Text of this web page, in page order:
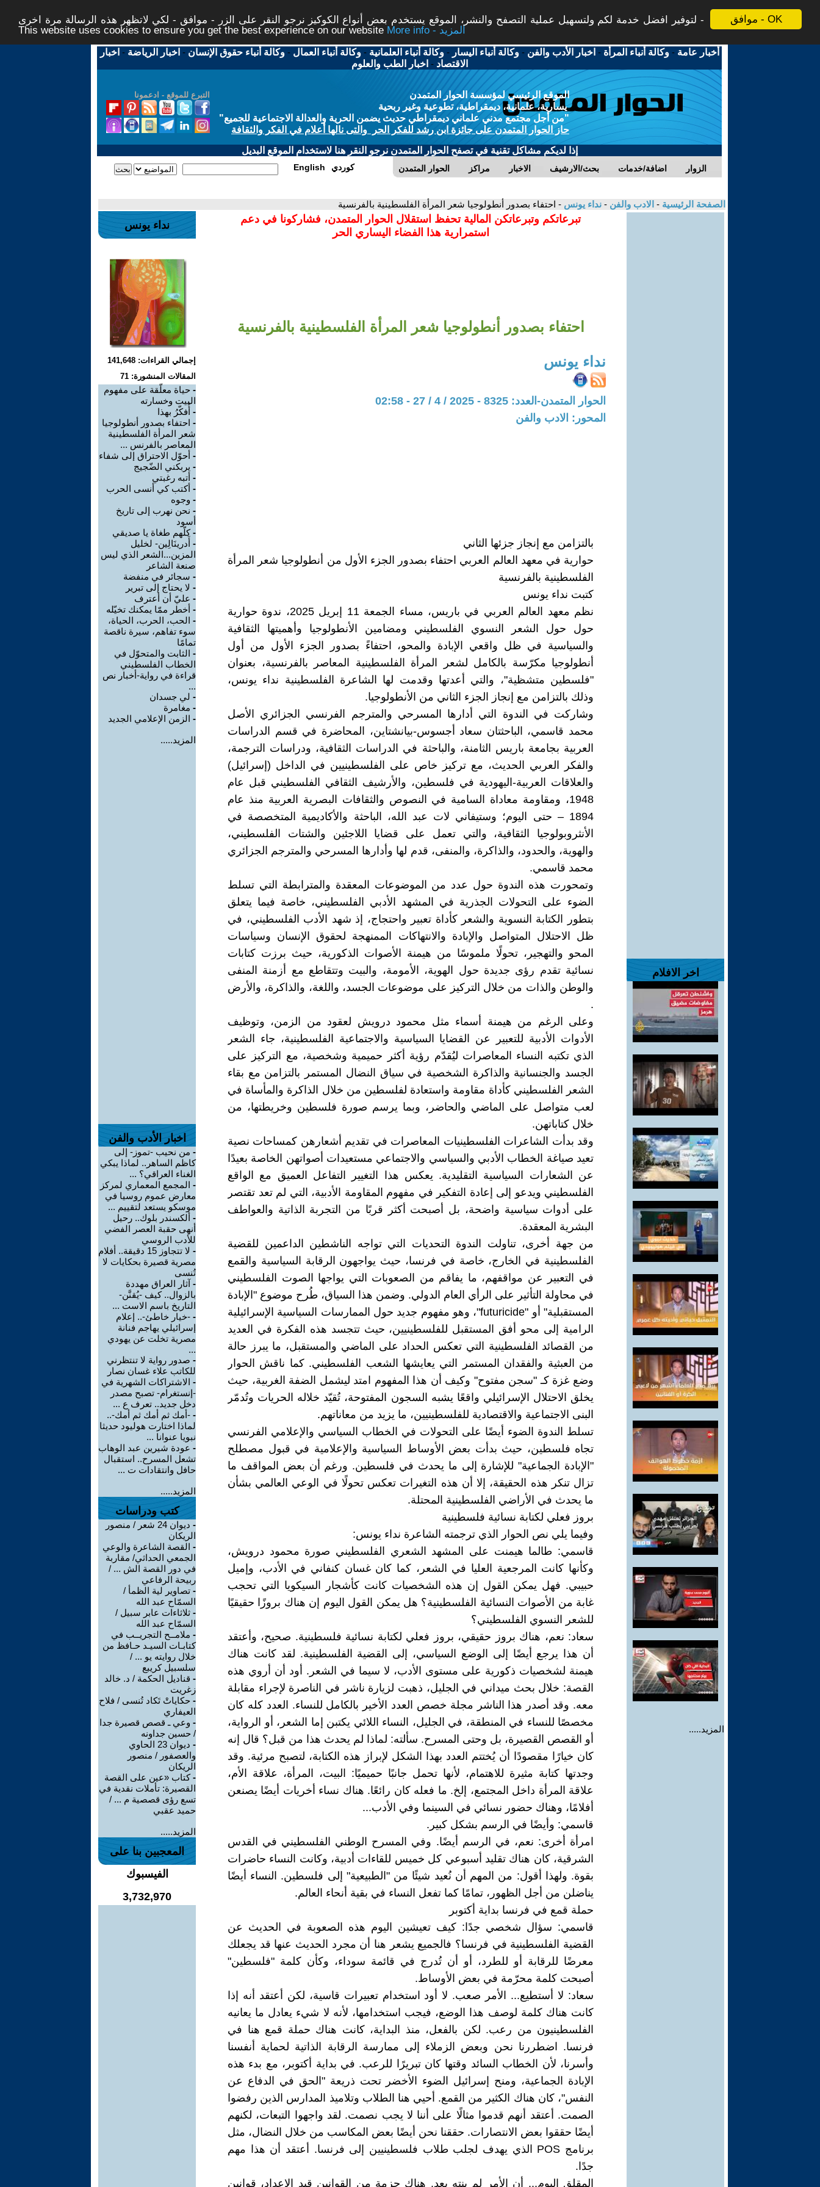
موافق - OK
لتوفير افضل خدمة لكم ولتسهيل عملية التصفح والنشر، الموقع يستخدم بعض أنواع الكوكيز نرجو النقر على الزر - موافق - لكي لاتظهر هذه الرسالة مرة اخرى -
This website uses cookies to ensure you get the best experience on our website
More info - المزيد
أخبار عامة -وكالة أنباء المرأة - اخبار الأدب والفن -وكالة أنباء اليسار -وكالة أنباء العلمانية -وكالة أنباء العمال -وكالة أنباء حقوق الإنسان - اخبار الرياضة - اخبار
الاقتصاد - اخبار الطب والعلوم
التبرع للموقع - ادعمونا
الموقع الرئيسي لمؤسسة الحوار المتمدن
يسارية، علمانية، ديمقراطية، تطوعية وغير ربحية
"من أجل مجتمع مدني علماني ديمقراطي حديث يضمن الحرية والعدالة الاجتماعية للجميع"
حاز الحوار المتمدن على جائزة ابن رشد للفكر الحر والتى نالها أعلام في الفكر والثقافة
إذا لديكم مشاكل تقنية في تصفح الحوار المتمدن نرجو النقر هنا لاستخدام الموقع البديل
الحوار المتمدن مراكز الاخبار بحث/الارشيف اضافة/خدمات الزوار English كوردي
الصفحة الرئيسية - الادب والفن - نداء يونس - احتفاء بصدور أنطولوجيا شعر المرأة الفلسطينية بالفرنسية
اخر الافلام
المزيد.....
تبرعاتكم وتبرعاتكن المالية تحفظ استقلال الحوار المتمدن، فشاركونا في دعم
استمرارية هذا الفضاء اليساري الحر
احتفاء بصدور أنطولوجيا شعر المرأة الفلسطينية بالفرنسية
نداء يونس
الحوار المتمدن-العدد: 8325 - 2025 / 4 / 27 - 02:58
المحور: الادب والفن
بالتزامن مع إنجاز جزئها الثاني
حوارية في معهد العالم العربي احتفاء بصدور الجزء الأول من أنطولوجيا شعر المرأة
الفلسطينية بالفرنسية
كتبت نداء يونس
نظم معهد العالم العربي في باريس، مساء الجمعة 11 إبريل 2025، ندوة حوارية
حول حول الشعر النسوي الفلسطيني ومضامين الأنطولوجيا وأهميتها الثقافية
والسياسية في ظل واقعي الإبادة والمحو، احتفاءً بصدور الجزء الأول من أول
أنطولوجيا مكرّسة بالكامل لشعر المرأة الفلسطينية المعاصر بالفرنسية، بعنوان
"فلسطين متشظية"، والتي أعدتها وقدمت لها الشاعرة الفلسطينية نداء يونس،
وذلك بالتزامن مع إنجاز الجزء الثاني من الأنطولوجيا.
وشاركت في الندوة التي أدارها المسرحي والمترجم الفرنسي الجزائري الأصل
محمد قاسمي، الباحثتان سعاد أجسوس-بيانشتاين، المحاضرة في قسم الدراسات
العربية بجامعة باريس الثامنة، والباحثة في الدراسات الثقافية، ودراسات الترجمة،
والفكر العربي الحديث، مع تركيز خاص على الفلسطينيين في الداخل (إسرائيل)
والعلاقات العربية-اليهودية في فلسطين، والأرشيف الثقافي الفلسطيني قبل عام
1948، ومقاومة معاداة السامية في النصوص والثقافات البصرية العربية منذ عام
1894 – حتى اليوم؛ وستيفاني لات عبد الله، الباحثة والأكاديمية المتخصصة في
الأنثروبولوجيا الثقافية، والتي تعمل على قضايا اللاجئين والشتات الفلسطيني،
والهوية، والحدود، والذاكرة، والمنفى، قدم لها وأدارها المسرحي والمترجم الجزائري
محمد قاسمي.
وتمحورت هذه الندوة حول عدد من الموضوعات المعقدة والمترابطة التي تسلط
الضوء على التحولات الجذرية في المشهد الأدبي الفلسطيني، خاصة فيما يتعلق
بتطور الكتابة النسوية والشعر كأداة تعبير واحتجاج، إذ شهد الأدب الفلسطيني، في
ظل الاحتلال المتواصل والإبادة والانتهاكات الممنهجة لحقوق الإنسان وسياسات
المحو والتهجير، تحولًا ملموسًا من هيمنة الأصوات الذكورية، حيث برزت كتابات
نسائية تقدم رؤى جديدة حول الهوية، الأمومة، والبيت وتتقاطع مع أزمنة المنفى
والوطن والذات من خلال التركيز على موضوعات الجسد، واللغة، والذاكرة، والأرض
.
وعلى الرغم من هيمنة أسماء مثل محمود درويش لعقود من الزمن، وتوظيف
الأدوات الأدبية للتعبير عن القضايا السياسية والاجتماعية الفلسطينية، جاء الشعر
الذي تكتبه النساء المعاصرات ليُقدّم رؤية أكثر حميمية وشخصية، مع التركيز على
الجسد والجنسانية والذاكرة الشخصية في سياق النضال المستمر بالتزامن مع بقاء
الشعر الفلسطيني كأداة مقاومة واستعادة لفلسطين من خلال الذاكرة والمأساة في
لعب متواصل على الماضي والحاضر، وبما يرسم صورة فلسطين وخريطتها، من
خلال كتاباتهن.
وقد بدأت الشاعرات الفلسطينيات المعاصرات في تقديم أشعارهن كمساحات نصية
تعيد صياغة الخطاب الأدبي والسياسي والاجتماعي مستعيدات أصواتهن الخاصة بعيدًا
عن الشعارات السياسية التقليدية. يعكس هذا التغيير التفاعل العميق مع الواقع
الفلسطيني ويدعو إلى إعادة التفكير في مفهوم المقاومة الأدبية، التي لم تعد تقتصر
على أدوات سياسية واضحة، بل أصبحت أكثر قربًا من التجربة الذاتية والعواطف
البشرية المعقدة.
من جهة أخرى، تناولت الندوة التحديات التي تواجه الناشطين الداعمين للقضية
الفلسطينية في الخارج، خاصة في فرنسا، حيث يواجهون الرقابة السياسية والقمع
في التعبير عن مواقفهم، ما يفاقم من الصعوبات التي يواجها الصوت الفلسطيني
في محاولة التأثير على الرأي العام الدولي. وضمن هذا السياق، طُرح موضوع "الإبادة
المستقبلية" أو "futuricide"، وهو مفهوم جديد حول الممارسات السياسية الإسرائيلية
الرامية إلى محو أفق المستقبل للفلسطينيين، حيث تتجسد هذه الفكرة في العديد
من القصائد الفلسطينية التي تعكس الحداد على الماضي والمستقبل، ما يبرز حالة
من العبثية والفقدان المستمر التي يعايشها الشعب الفلسطيني. كما ناقش الحوار
وضع غزة كـ "سجن مفتوح" وكيف أن هذا المفهوم امتد ليشمل الضفة الغربية، حيث
يخلق الاحتلال الإسرائيلي واقعًا يشبه السجون المفتوحة، تُقيّد خلاله الحريات وتُدمّر
البنى الاجتماعية والاقتصادية للفلسطينيين، ما يزيد من معاناتهم.
تسلط الندوة الضوء أيضًا على التحولات في الخطاب السياسي والإعلامي الفرنسي
تجاه فلسطين، حيث بدأت بعض الأوساط السياسية والإعلامية في قبول مصطلح
"الإبادة الجماعية" للإشارة إلى ما يحدث في فلسطين. ورغم أن بعض المواقف ما
تزال تنكر هذه الحقيقة، إلا أن هذه التغيرات تعكس تحولًا في الوعي العالمي بشأن
ما يحدث في الأراضي الفلسطينية المحتلة.
بروز فعلي لكتابة نسائية فلسطينية
وفيما يلي نص الحوار الذي ترجمته الشاعرة نداء يونس:
قاسمي: طالما هيمنت على المشهد الشعري الفلسطيني صورة محمود درويش،
وكأنها كانت المرجعية العليا في الشعر، كما كان غسان كنفاني في الأدب، وإميل
حبيبي. فهل يمكن القول إن هذه الشخصيات كانت كأشجار السيكويا التي تحجب
غابة من الأصوات النسائية الفلسطينية؟ هل يمكن القول اليوم إن هناك بروزًا حقيقيًا
للشعر النسوي الفلسطيني؟
سعاد: نعم، هناك بروز حقيقي، بروز فعلي لكتابة نسائية فلسطينية. صحيح، وأعتقد
أن هذا يرجع أيضًا إلى الوضع السياسي، إلى القضية الفلسطينية. لقد كانت هناك
هيمنة لشخصيات ذكورية على مستوى الأدب، لا سيما في الشعر. أود أن أروي هذه
القصة: خلال بحث ميداني في الجليل، ذهبت لزيارة ناشر في الناصرة لإجراء مقابلة
معه. وقد أصدر هذا الناشر مجلة خصص العدد الأخير بالكامل للنساء. العدد كله كان
مخصصًا للنساء في المنطقة، في الجليل، النساء اللائي يكتبن إما الشعر، أو الرواية،
أو القصص القصيرة، بل وحتى المسرح. سألته: لماذا لم يحدث هذا من قبل؟ قال إنه
كان خيارًا مقصودًا أن يُختتم العدد بهذا الشكل لإبراز هذه الكتابة، لتصبح مرئية. وقد
وجدتها كتابة مثيرة للاهتمام، لأنها تحمل جانبًا حميميًا: البيت، المرأة، علاقة الأم،
علاقة المرأة داخل المجتمع، إلخ. ما فعله كان رائعًا. هناك نساء أخريات أيضًا يصنعن
أفلامًا، وهناك حضور نسائي في السينما وفي الأدب...
قاسمي: وأيضًا في الرسم بشكل كبير.
امرأة أخرى: نعم، في الرسم أيضًا. وفي المسرح الوطني الفلسطيني في القدس
الشرقية، كان هناك تقليد أسبوعي كل خميس للقاءات أدبية، وكانت النساء حاضرات
بقوة. ولهذا أقول: من المهم أن نُعيد شيئًا من "الطبيعية" إلى فلسطين. النساء أيضًا
يناضلن من أجل الظهور، تمامًا كما تفعل النساء في بقية أنحاء العالم.
حملة قمع في فرنسا بداية أكتوبر
قاسمي: سؤال شخصي جدًا: كيف تعيشين اليوم هذه الصعوبة في الحديث عن
القضية الفلسطينية في فرنسا؟ فالجميع يشعر هنا أن مجرد الحديث عنها قد يجعلك
معرضًا للرقابة أو للطرد، أو أن تُدرج في قائمة سوداء، وكأن كلمة "فلسطين"
أصبحت كلمة محرّمة في بعض الأوساط.
سعاد: لا أستطيع... الأمر صعب. لا أود استخدام تعبيرات قاسية، لكن أعتقد أنه إذا
كانت هناك كلمة لوصف هذا الوضع، فيجب استخدامها، لأنه لا شيء يعادل ما يعانيه
الفلسطينيون من رعب. لكن بالفعل، منذ البداية، كانت هناك حملة قمع هنا في
فرنسا. اضطررنا نحن وبعض الزملاء إلى ممارسة الرقابة الذاتية لحماية أنفسنا
وأسرنا، لأن الخطاب السائد وقتها كان تبريرًا للرعب. في بداية أكتوبر، مع بدء هذه
الإبادة الجماعية، ومنح إسرائيل الضوء الأخضر تحت ذريعة "الحق في الدفاع عن
النفس"، كان هناك الكثير من القمع. أحيي هنا الطلاب وتلاميذ المدارس الذين رفضوا
الصمت. أعتقد أنهم قدموا مثالًا على أننا لا يجب نصمت. لقد واجهوا التبعات، لكنهم
أيضًا حققوا بعض الانتصارات. حققنا نحن أيضًا بعض المكاسب من خلال النضال، مثل
برنامج POS الذي يهدف لجلب طلاب فلسطينيين إلى فرنسا. أعتقد أن هذا مهم
جدًا.
المقلق اليوم... أن الأمر لم ينته بعد. هناك حزمة من القوانين قيد الإعداد، قوانين
نداء يونس
إجمالي القراءات: 141,648
المقالات المنشورة: 71
- حياة معلّقة على مفهوم
البيت وخسارته
- أُفكّرُ بهذا
- احتفاء بصدور أنطولوجيا
شعر المرأة الفلسطينية
المعاصر بالفرنس ...
- أحوّل الاحتراق إلى شفاء
- يربكني الضّجيج
- أتبه رغبتي
- أكتب كي أنسى الحرب
- وجوه
- نحن نهرب إلى تاريخ
أسود
-كلّهم طغاة يا صديقي
- أَدرينَالِين- لخليل
المزين...الشعر الذي ليس
صنعة الشاعر
- سجائر في منفضة
- لا يحتاج إلى تبرير
- عليّ أن أعترف
- أخطر ممّا يمكنك تخيّله
- الحب، الحرب، الحياة،
سوء تفاهم، سيرة ناقصة
تمامًا
- الثابت والمتحوّل في
الخطاب الفلسطيني
قراءة في رواية-أخبار نص
...
- لي جسدان
- مغامرة
- الزمن الإعلامي الجديد
المزيد.....
اخبار الأدب والفن
- من نحيب -تموز- إلى
كاظم الساهر.. لماذا يبكي
الغناء العراقي؟ ...
- المجمع المعماري لمركز
معارض عموم روسيا في
موسكو يستعد لتقييم ...
- ألكسندر بلوك.. رحيل
أنهى حقبة العصر الفضي
للأدب الروسي
-
لا تتجاوز 15 دقيقة.. أفلام
مصرية قصيرة بحكايات لا
تُنسى
- آثار العراق مهددة
بالزوال.. كيف -يُقنَّن-
التاريخ باسم الاست ...
- -خيار خاطئ-.. إعلام
إسرائيلي يهاجم فنانة
مصرية تخلت عن يهودي
...
- صدور رواية لا تنتظرني
للكاتب علاء غسان نصار
- الاشتراكات الشهرية في
-إنستغرام- تصبح مصدر
دخل جديد.. تعرف ع ...
- -أمك ثم أمك ثم أمك-..
لماذا اختارت هوليود حديثا
نبويا عنوانا ...
- عودة شيرين عبد الوهاب
تشعل المسرح.. استقبال
حافل وانتقادات ت ...
المزيد.....
كتب ودراسات
-
ديوان 24 شعر / منصور
الريكان
- القصة الشاعرة والوعي
الجمعي الحداثي/ مقاربة
في دور القصة الش ... /
ربيحة الرفاعي
- تصاوير لية الظمأ /
السمّاح عبد الله
- ثلاثاءات عابر سبيل /
السمّاح عبد الله
- ملامــح التجريــب في
كتابـات السيـد حـافظ من
خلال روايته يو ... /
سلسبيل كريبع
- قناديل الحكمة / د. خالد
زغريت
- حكاياتْ تَكاد تُنسى / فلاح
العيفاري
- وعي ـ قصص قصيرة جدا
/ حسين جداونه
-
ديوان 23 الحاوي
والعصفور / منصور
الريكان
-كتاب «عين على القصة
القصيرة: تأملات نقدية في
تسع رؤى قصصية م ... /
حميد عقبي
المزيد.....
المعجبين بنا على
الفيسبوك
3,732,970